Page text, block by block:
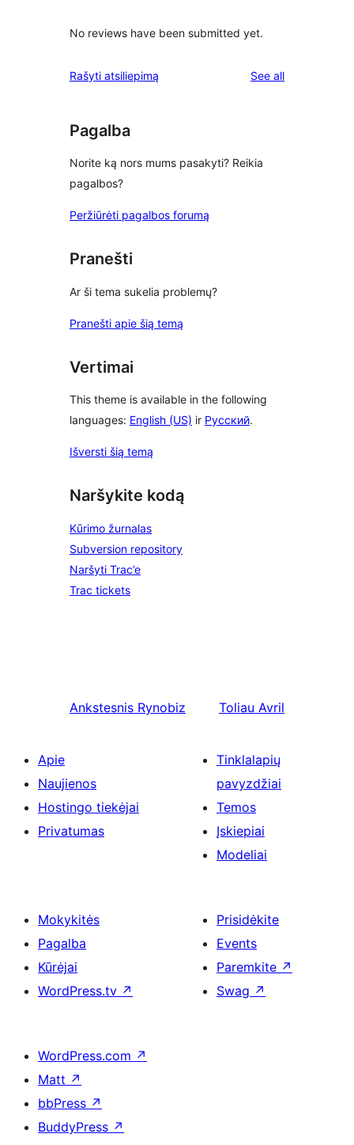
No reviews have been submitted yet.
Rašyti atsiliepimą See allreviews
Pagalba
Norite ką nors mums pasakyti? Reikia
pagalbos?
Peržiūrėti pagalbos forumą
Pranešti
Ar ši tema sukelia problemų?
Pranešti apie šią temą
Vertimai
This theme is available in the following
languages: English (US) ir Русский.
Išversti šią temą
Naršykite kodą
Kūrimo žurnalas
Subversion repository
Naršyti Trac’e
Trac tickets
Ankstesnis Rynobiz Toliau Avril
Apie
Naujienos
Hostingo tiekėjai
Privatumas
Tinklalapių
pavyzdžiai
Temos
Įskiepiai
Modeliai
Mokykitės
Pagalba
Kūrėjai
WordPress.tv ↗
Prisidėkite
Events
Paremkite ↗
Swag ↗
WordPress.com ↗
Matt ↗
bbPress ↗
BuddyPress ↗